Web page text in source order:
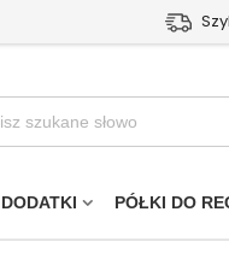
PÓŁKI DO